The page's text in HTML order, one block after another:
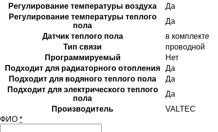
Регулирование температуры воздуха
Да
Регулирование температуры теплого
пола
Да
Датчик теплого пола
в комплекте
Тип связи
проводной
Программируемый
Нет
Подходит для радиаторного отопления
Да
Подходит для водяного теплого пола
Да
Подходит для электрического теплого
пола
Да
Производитель
VALTEC
ФИО *